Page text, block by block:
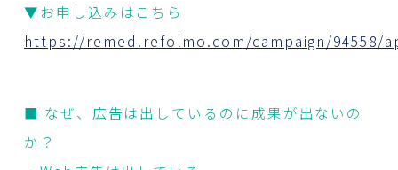
▼お申し込みはこちら
https://remed.refolmo.com/campaign/94558/
■ なぜ、広告は出しているのに成果が出ないの
か？